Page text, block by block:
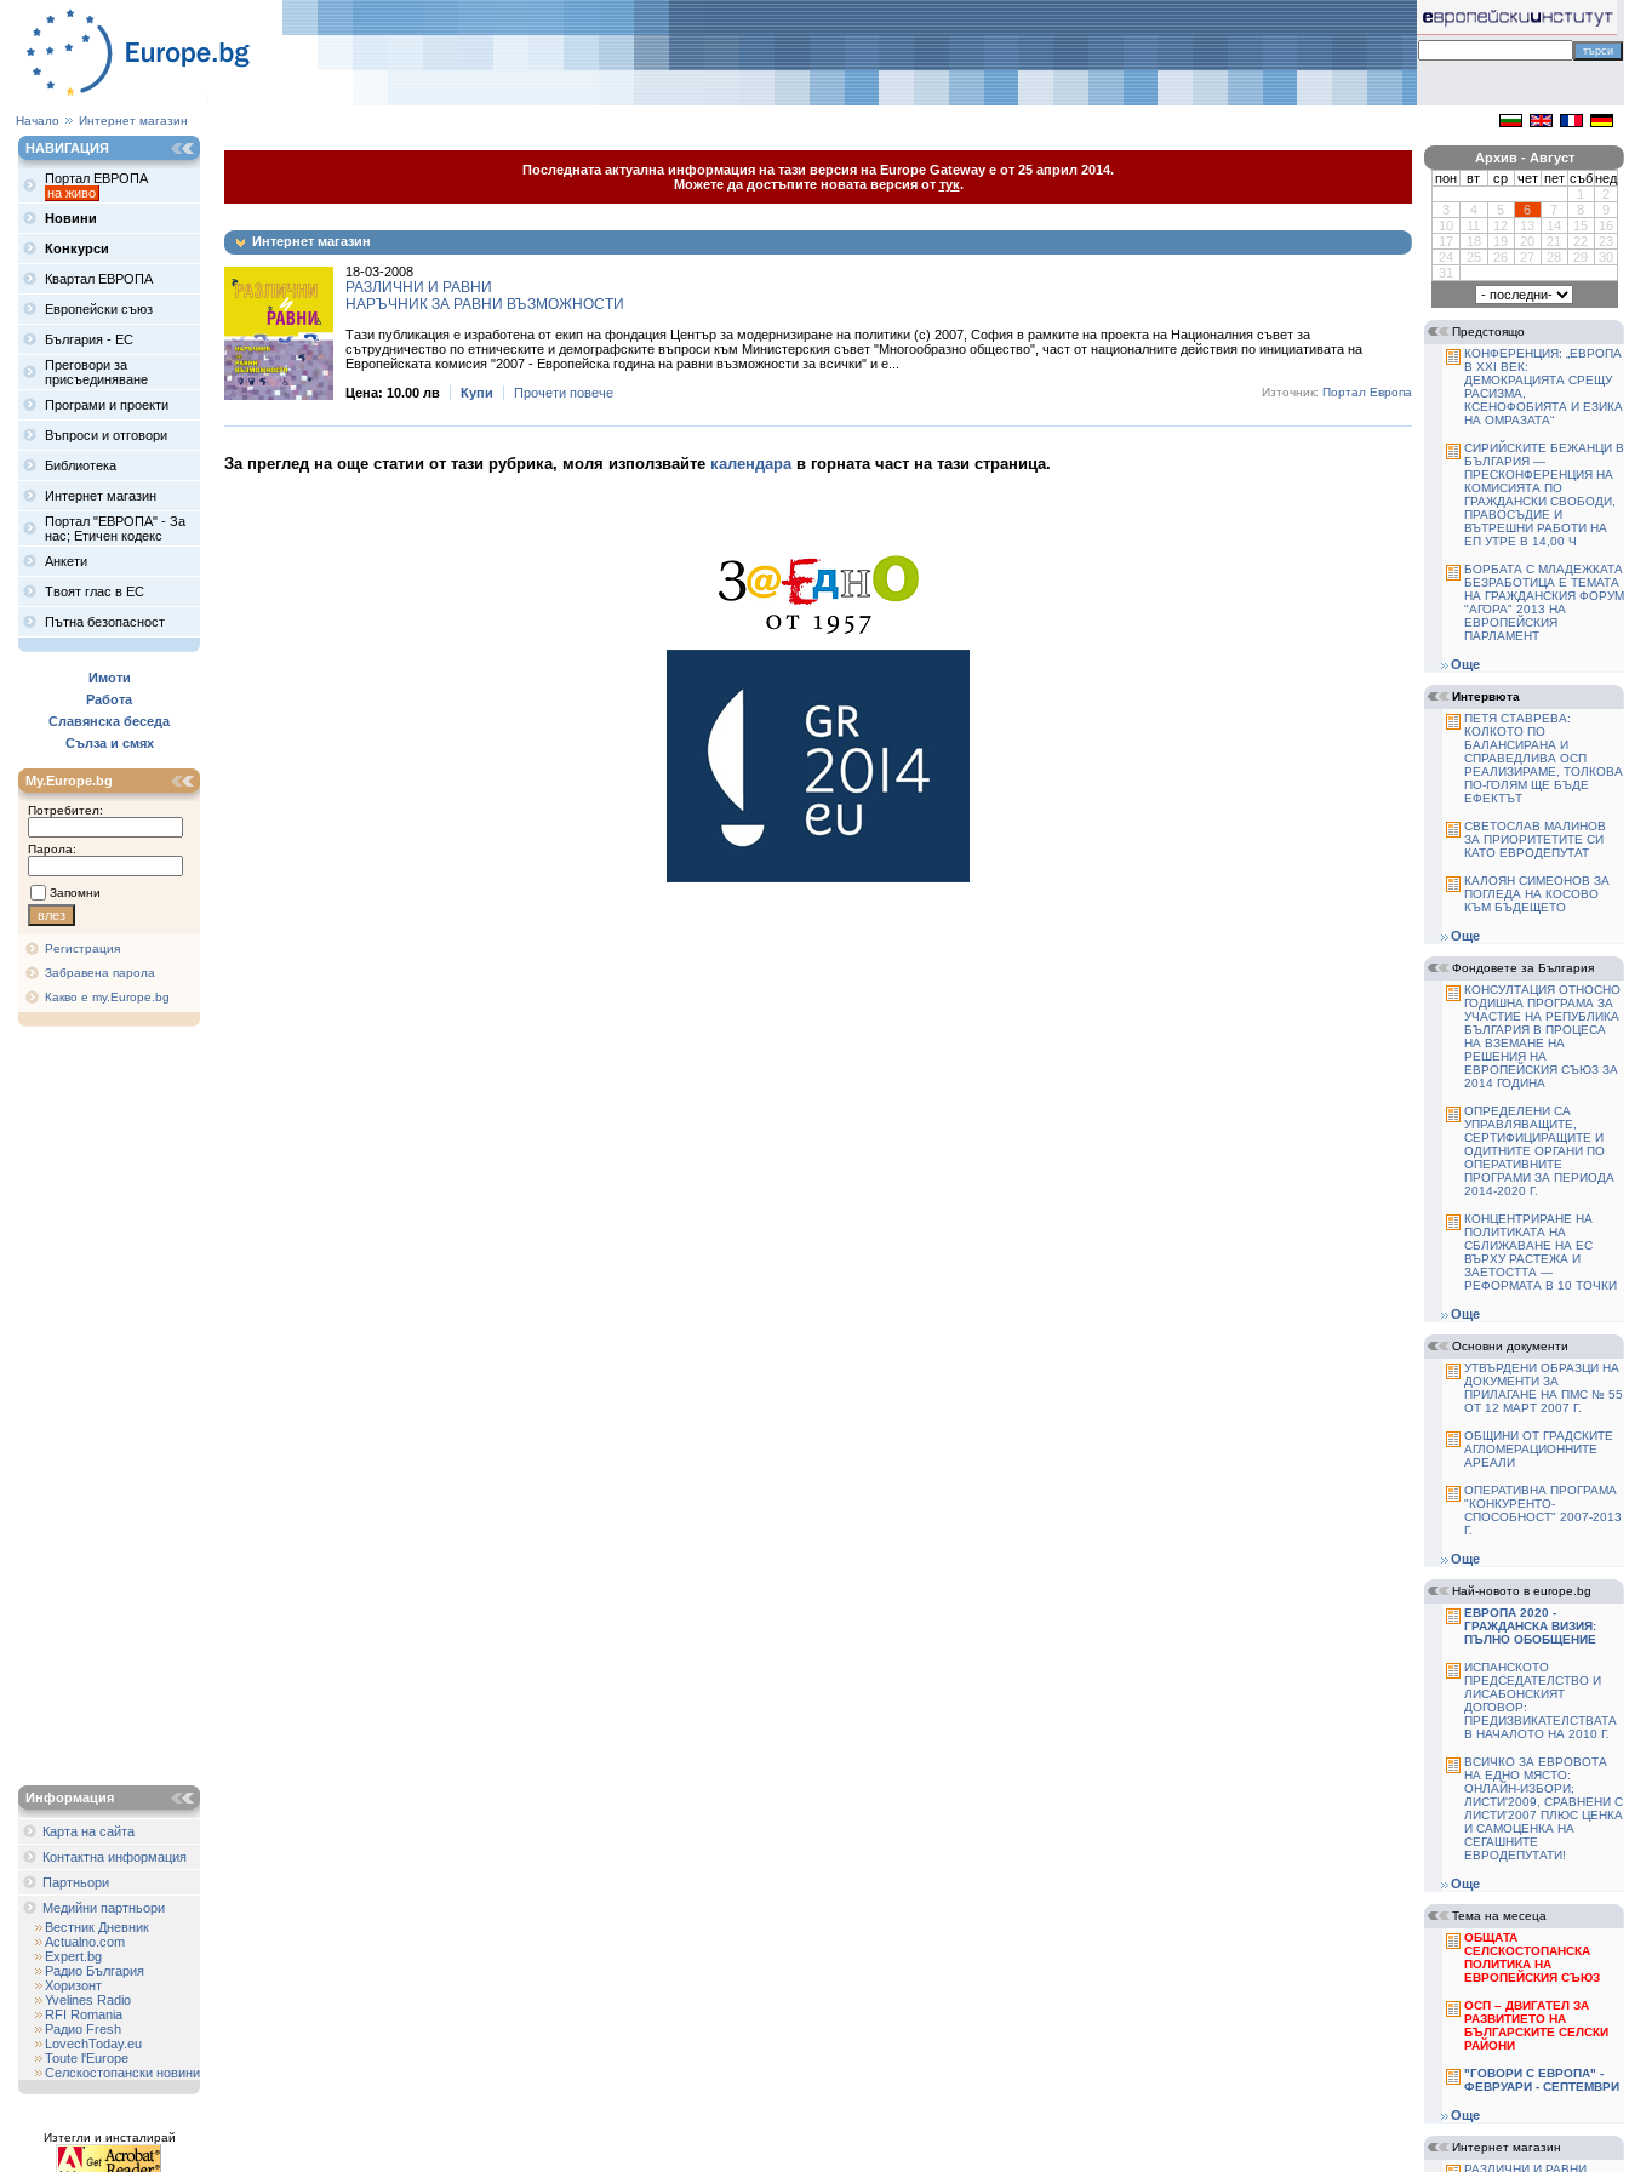
Начало Интернет магазин
НАВИГАЦИЯ
Портал ЕВРОПА
на живо
Новини
Конкурси
Квартал ЕВРОПА
Европейски съюз
България - ЕС
Преговори за
присъединяване
Програми и проекти
Въпроси и отговори
Библиотека
Интернет магазин
Портал "ЕВРОПА" - За
нас; Етичен кодекс
Анкети
Твоят глас в ЕС
Пътна безопасност
Имоти
Работа
Славянска беседа
Сълза и смях
My.Europe.bg
Потребител:
Парола:
Запомни
Регистрация
Забравена парола
Какво е my.Europe.bg
Информация
Карта на сайта
Контактна информация
Партньори
Медийни партньори
Вестник Дневник
Actualno.com
Expert.bg
Радио България
Хоризонт
Yvelines Radio
RFI Romania
Радио Fresh
LovechToday.eu
Toute l'Europe
Селскостопански новини
Изтегли и инсталирай
Последната актуална информация на тази версия на Europe Gateway е от 25 април 2014.
Можете да достъпите новата версия от тук.
Интернет магазин
18-03-2008
РАЗЛИЧНИ И РАВНИ
НАРЪЧНИК ЗА РАВНИ ВЪЗМОЖНОСТИ
Тази публикация е изработена от екип на фондация Център за модернизиране на политики (c) 2007, София в рамките на проекта на Националния съвет за
сътрудничество по етническите и демографските въпроси към Министерския съвет "Многообразно общество", част от националните действия по инициативата на
Европейската комисия "2007 - Европейска година на равни възможности за всички" и е...
Източник: Портал Европа
Цена: 10.00 лв Купи Прочети повече
За преглед на още статии от тази рубрика, моля използвайте календарав горната част на тази страница.
Архив - Август
пон
вт ср чет пет съб нед
1
2
3
4 5 6 7 8
9
10
11 12 13 14 15
16
17
18 19 20 21 22
23
24
25 26 27 28 29
30
31
Предстоящо
КОНФЕРЕНЦИЯ: „ЕВРОПА
В ХХІ ВЕК:
ДЕМОКРАЦИЯТА СРЕЩУ
РАСИЗМА,
КСЕНОФОБИЯТА И ЕЗИКА
НА ОМРАЗАТА“
СИРИЙСКИТЕ БЕЖАНЦИ В
БЪЛГАРИЯ —
ПРЕСКОНФЕРЕНЦИЯ НА
КОМИСИЯТА ПО
ГРАЖДАНСКИ СВОБОДИ,
ПРАВОСЪДИЕ И
ВЪТРЕШНИ РАБОТИ НА
ЕП УТРЕ В 14,00 Ч
БОРБАТА С МЛАДЕЖКАТА
БЕЗРАБОТИЦА Е ТЕМАТА
НА ГРАЖДАНСКИЯ ФОРУМ
"АГОРА" 2013 НА
ЕВРОПЕЙСКИЯ
ПАРЛАМЕНТ
Още
Интервюта
ПЕТЯ СТАВРЕВА:
КОЛКОТО ПО
БАЛАНСИРАНА И
СПРАВЕДЛИВА ОСП
РЕАЛИЗИРАМЕ, ТОЛКОВА
ПО-ГОЛЯМ ЩЕ БЪДЕ
ЕФЕКТЪТ
СВЕТОСЛАВ МАЛИНОВ
ЗА ПРИОРИТЕТИТЕ СИ
КАТО ЕВРОДЕПУТАТ
КАЛОЯН СИМЕОНОВ ЗА
ПОГЛЕДА НА КОСОВО
КЪМ БЪДЕЩЕТО
Още
Фондовете за България
КОНСУЛТАЦИЯ ОТНОСНО
ГОДИШНА ПРОГРАМА ЗА
УЧАСТИЕ НА РЕПУБЛИКА
БЪЛГАРИЯ В ПРОЦЕСА
НА ВЗЕМАНЕ НА
РЕШЕНИЯ НА
ЕВРОПЕЙСКИЯ СЪЮЗ ЗА
2014 ГОДИНА
ОПРЕДЕЛЕНИ СА
УПРАВЛЯВАЩИТЕ,
СЕРТИФИЦИРАЩИТЕ И
ОДИТНИТЕ ОРГАНИ ПО
ОПЕРАТИВНИТЕ
ПРОГРАМИ ЗА ПЕРИОДА
2014-2020 Г.
КОНЦЕНТРИРАНЕ НА
ПОЛИТИКАТА НА
СБЛИЖАВАНЕ НА ЕС
ВЪРХУ РАСТЕЖА И
ЗАЕТОСТТА —
РЕФОРМАТА В 10 ТОЧКИ
Още
Основни документи
УТВЪРДЕНИ ОБРАЗЦИ НА
ДОКУМЕНТИ ЗА
ПРИЛАГАНЕ НА ПМС № 55
ОТ 12 МАРТ 2007 Г.
ОБЩИНИ ОТ ГРАДСКИТЕ
АГЛОМЕРАЦИОННИТЕ
АРЕАЛИ
ОПЕРАТИВНА ПРОГРАМА
"КОНКУРЕНТО-
СПОСОБНОСТ" 2007-2013
Г.
Още
Най-новото в europe.bg
ЕВРОПА 2020 -
ГРАЖДАНСКА ВИЗИЯ:
ПЪЛНО ОБОБЩЕНИЕ
ИСПАНСКОТО
ПРЕДСЕДАТЕЛСТВО И
ЛИСАБОНСКИЯТ
ДОГОВОР:
ПРЕДИЗВИКАТЕЛСТВАТА
В НАЧАЛОТО НА 2010 Г.
ВСИЧКО ЗА ЕВРОВОТА
НА ЕДНО МЯСТО:
ОНЛАЙН-ИЗБОРИ;
ЛИСТИ'2009, СРАВНЕНИ С
ЛИСТИ'2007 ПЛЮС ЦЕНКА
И САМОЦЕНКА НА
СЕГАШНИТЕ
ЕВРОДЕПУТАТИ!
Още
Тема на месеца
ОБЩАТА
СЕЛСКОСТОПАНСКА
ПОЛИТИКА НА
ЕВРОПЕЙСКИЯ СЪЮЗ
ОСП – ДВИГАТЕЛ ЗА
РАЗВИТИЕТО НА
БЪЛГАРСКИТЕ СЕЛСКИ
РАЙОНИ
"ГОВОРИ С ЕВРОПА" -
ФЕВРУАРИ - СЕПТЕМВРИ
Още
Интернет магазин
РАЗЛИЧНИ И РАВНИ